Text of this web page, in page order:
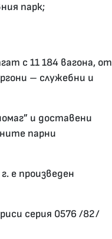
парк;
с 11 184 вагона, от
– служебни и
и доставени
парни
е произведен
серия 0576 /82/